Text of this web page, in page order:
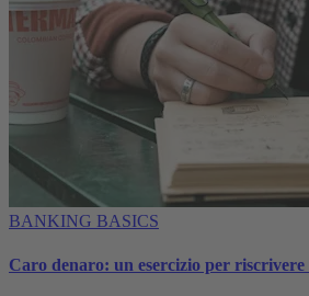
BANKING BASICS
Caro denaro: un esercizio per